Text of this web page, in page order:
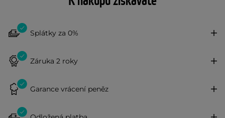
Splátky za 0%
Záruka 2 roky
Garance vrácení peněz